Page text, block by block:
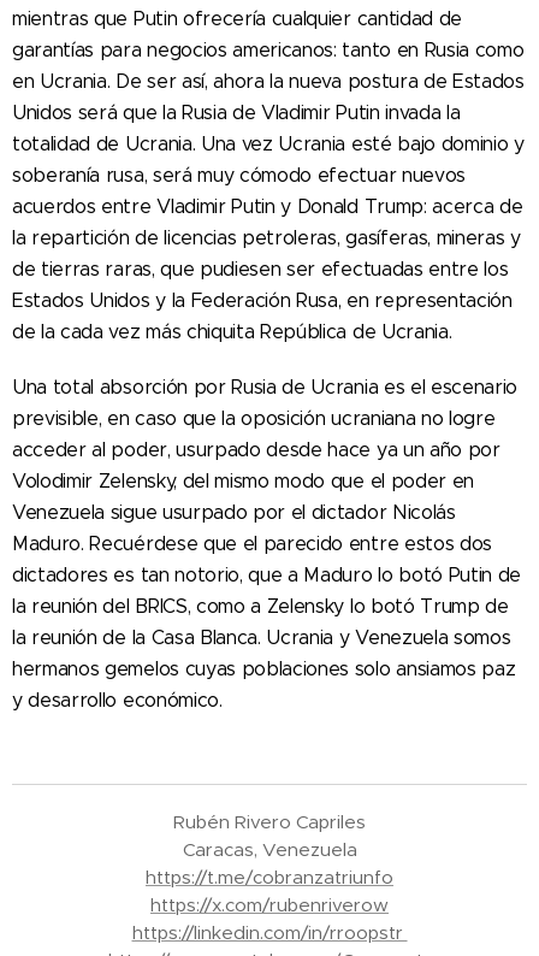
mientras que Putin ofrecería cualquier cantidad de
garantías para negocios americanos: tanto en Rusia como
en Ucrania. De ser así, ahora la nueva postura de Estados
Unidos será que la Rusia de Vladimir Putin invada la
totalidad de Ucrania. Una vez Ucrania esté bajo dominio y
soberanía rusa, será muy cómodo efectuar nuevos
acuerdos entre Vladimir Putin y Donald Trump: acerca de
la repartición de licencias petroleras, gasíferas, mineras y
de tierras raras, que pudiesen ser efectuadas entre los
Estados Unidos y la Federación Rusa, en representación
de la cada vez más chiquita República de Ucrania.
Una total absorción por Rusia de Ucrania es el escenario
previsible, en caso que la oposición ucraniana no logre
acceder al poder, usurpado desde hace ya un año por
Volodimir Zelensky, del mismo modo que el poder en
Venezuela sigue usurpado por el dictador Nicolás
Maduro. Recuérdese que el parecido entre estos dos
dictadores es tan notorio, que a Maduro lo botó Putin de
la reunión del BRICS, como a Zelensky lo botó Trump de
la reunión de la Casa Blanca. Ucrania y Venezuela somos
hermanos gemelos cuyas poblaciones solo ansiamos paz
y desarrollo económico.
Rubén Rivero Capriles
Caracas, Venezuela
https://t.me/cobranzatriunfo
https://x.com/rubenriverow
https://linkedin.com/in/rroopstr